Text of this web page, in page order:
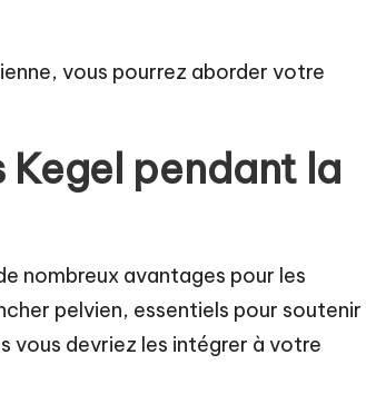
vous pourrez aborder votre
pendant la
nombreux avantages pour les
pelvien, essentiels pour soutenir
vous devriez les intégrer à votre